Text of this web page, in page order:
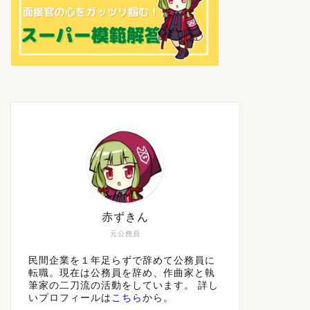
元公務員
赤ずきん
民間企業を１年足らずで辞めて公務員に
転職。現在は公務員を辞め、作曲家と執
筆家の二刀流の活動をしています。 詳し
いプロフィールは こちら から。